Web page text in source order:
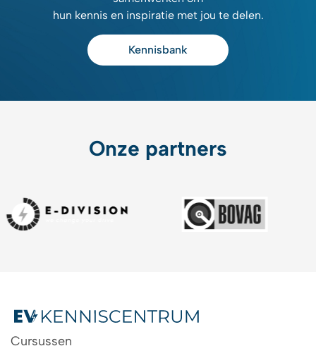
hun kennis en inspiratie met jou te delen.
Kennisbank
Onze partners
Cursussen